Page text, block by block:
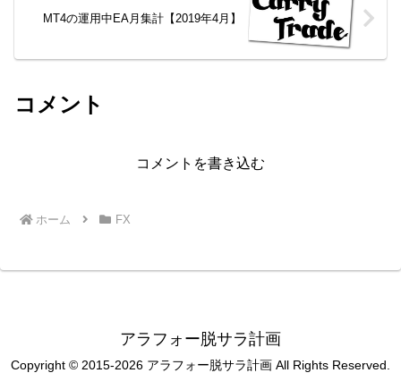
MT4の運用中EA月集計【2019年4月】
コメント
コメントを書き込む
ホーム FX
アラフォー脱サラ計画
Copyright © 2015-2026 アラフォー脱サラ計画 All Rights Reserved.